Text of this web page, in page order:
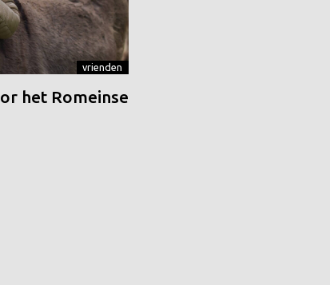
vrienden
het Romeinse